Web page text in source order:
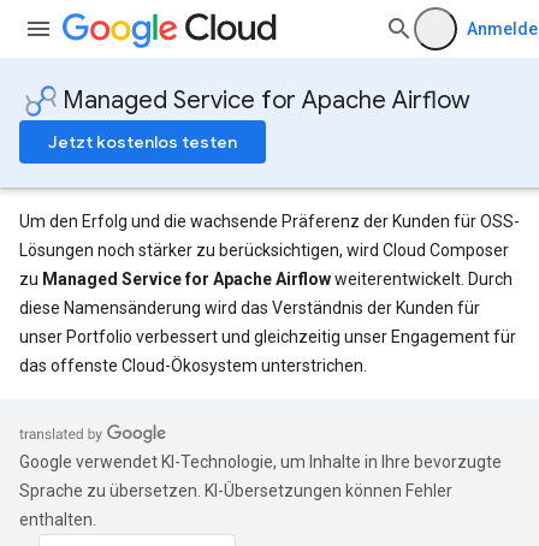
Managed Service for Apache Airflow
Jetzt kostenlos testen
Um den Erfolg und die wachsende Präferenz der Kunden für OSS-
Lösungen noch stärker zu berücksichtigen, wird Cloud Composer
zu Managed Service for Apache Airflowweiterentwickelt. Durch
diese Namensänderung wird das Verständnis der Kunden für
unser Portfolio verbessert und gleichzeitig unser Engagement für
das offenste Cloud-Ökosystem unterstrichen.
Google verwendet KI-Technologie, um Inhalte in Ihre bevorzugte
Sprache zu übersetzen. KI-Übersetzungen können Fehler
enthalten.